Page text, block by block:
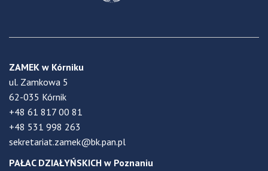
ZAMEK w Kórniku
ul. Zamkowa 5
62-035 Kórnik
+48 61 817 00 81
+48 531 998 263
sekretariat.zamek@bk.pan.pl
PAŁAC DZIAŁYŃSKICH w Poznaniu